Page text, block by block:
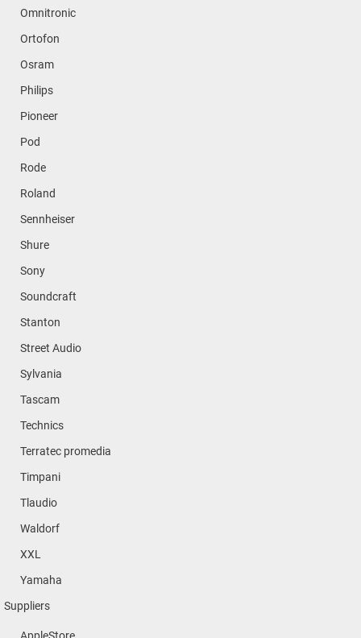
Omnitronic
Ortofon
Osram
Philips
Pioneer
Pod
Rode
Roland
Sennheiser
Shure
Sony
Soundcraft
Stanton
Street Audio
Sylvania
Tascam
Technics
Terratec promedia
Timpani
Tlaudio
Waldorf
XXL
Yamaha
Suppliers